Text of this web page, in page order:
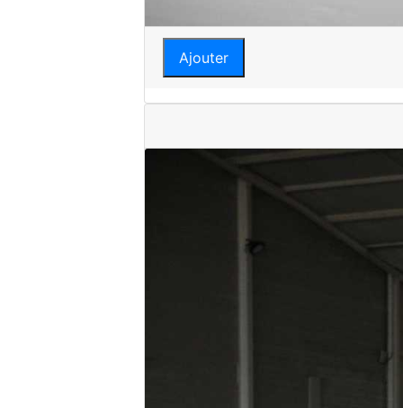
Ajouter